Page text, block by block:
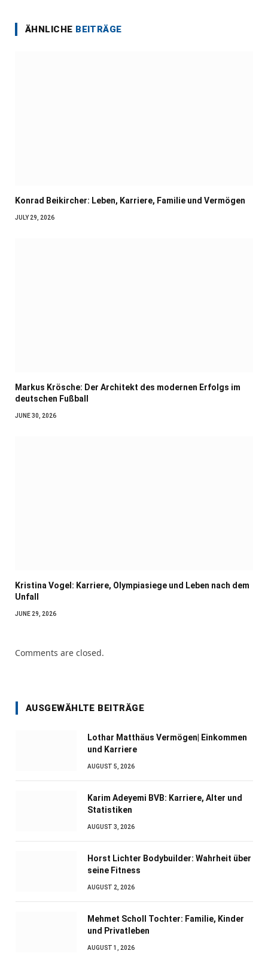
ÄHNLICHE BEITRÄGE
Konrad Beikircher: Leben, Karriere, Familie und Vermögen
JULY 29, 2026
Markus Krösche: Der Architekt des modernen Erfolgs im
deutschen Fußball
JUNE 30, 2026
Kristina Vogel: Karriere, Olympiasiege und Leben nach dem
Unfall
JUNE 29, 2026
Comments are closed.
AUSGEWÄHLTE BEITRÄGE
Lothar Matthäus Vermögen| Einkommen
und Karriere
AUGUST 5, 2026
Karim Adeyemi BVB: Karriere, Alter und
Statistiken
AUGUST 3, 2026
Horst Lichter Bodybuilder: Wahrheit über
seine Fitness
AUGUST 2, 2026
Mehmet Scholl Tochter: Familie, Kinder
und Privatleben
AUGUST 1, 2026